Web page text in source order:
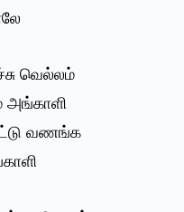
வெல்லம்
அங்காளி
வணங்க